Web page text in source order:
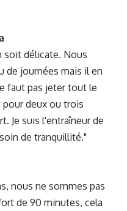
soit délicate. Nous
de journées mais il en
faut pas jeter tout le
deux ou trois
Je suis l'entraîneur de
de tranquillité."
nous ne sommes pas
de 90 minutes, cela